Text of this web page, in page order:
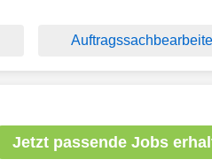
Jetzt passende Jobs